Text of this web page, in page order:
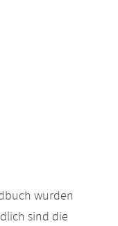
wurden
sind die